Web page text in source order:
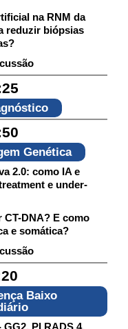
na RNM da
reduzir biópsias
Genética
2.0: como IA e
e under-
CT-DNA? E como
e somática?
Baixo
GG2, PI RADS 4,